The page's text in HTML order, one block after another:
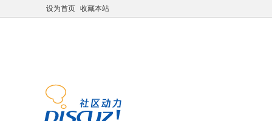
设为首页 收藏本站